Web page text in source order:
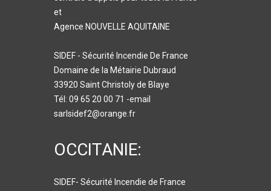
et
Agence NOUVELLE AQUITAINE
SIDEF - Sécurité Incendie De France
Domaine de la Métairie Dubraud
33920 Saint Christoly de Blaye
Tél: 09 65 20 00 71 -email
sarlsidef2@orange.fr
OCCITANIE:
SIDEF- Sécurité Incendie de France